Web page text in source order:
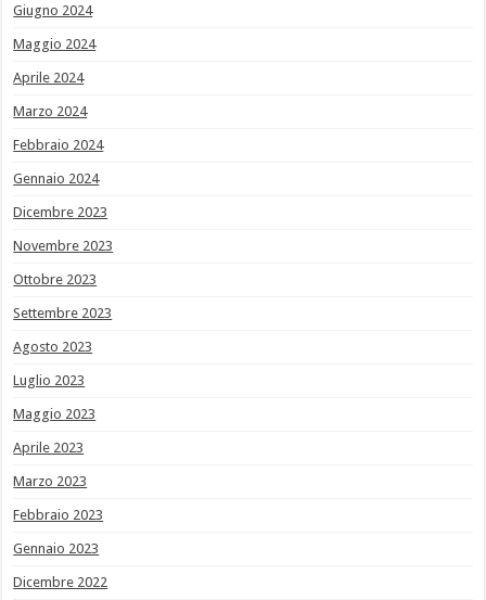
Giugno 2024
Maggio 2024
Aprile 2024
Marzo 2024
Febbraio 2024
Gennaio 2024
Dicembre 2023
Novembre 2023
Ottobre 2023
Settembre 2023
Agosto 2023
Luglio 2023
Maggio 2023
Aprile 2023
Marzo 2023
Febbraio 2023
Gennaio 2023
Dicembre 2022